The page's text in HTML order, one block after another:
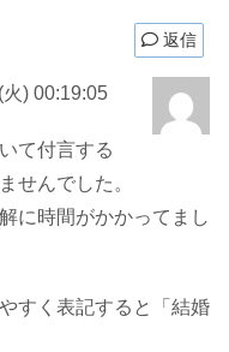
返信
) 00:19:05
て付言する
せんでした。
に時間がかかってまし
すく表記すると「結婚